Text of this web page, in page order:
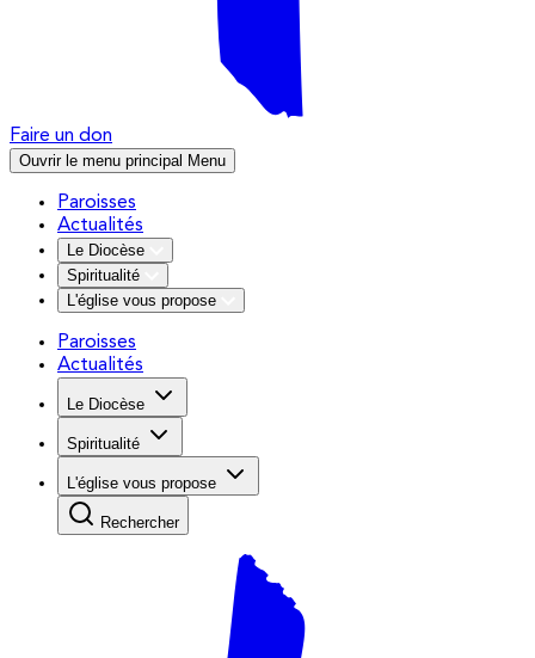
Faire un don
Ouvrir le menu principal Menu
Paroisses
Actualités
Le Diocèse
Spiritualité
L'église vous propose
Paroisses
Actualités
Le Diocèse
Spiritualité
L'église vous propose
Rechercher